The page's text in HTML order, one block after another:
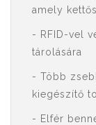
amely
- RFID-vel
tárolására
- Több
kiegészítő
- Elfér